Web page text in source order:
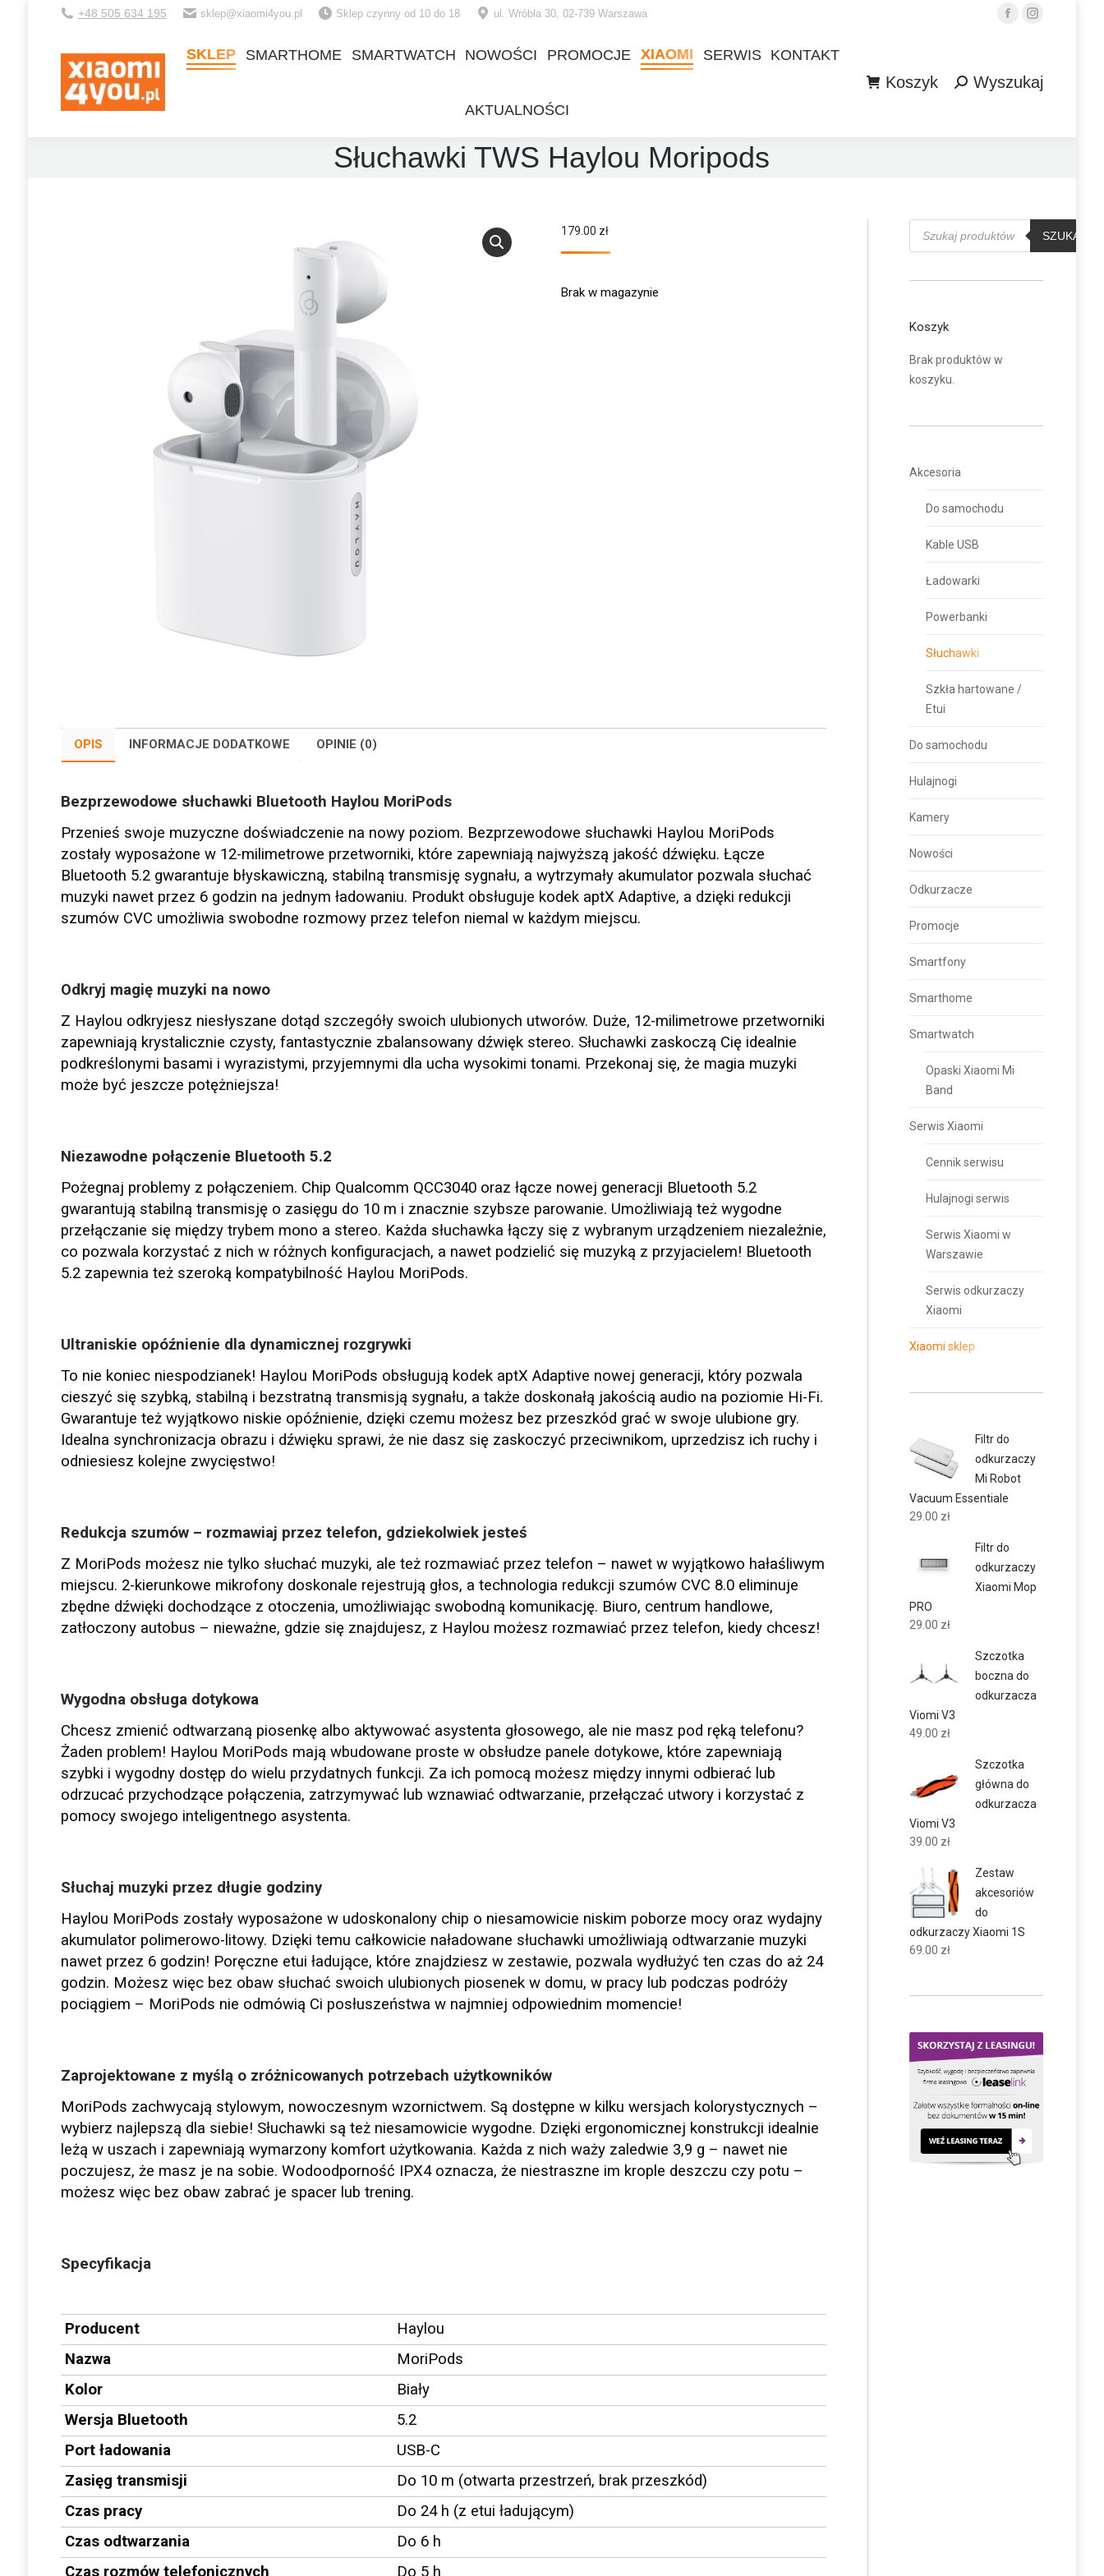
+48 505 634 195 sklep@xiaomi4you.pl Sklep czynny od 10 do 18 ul. Wróbla 30, 02-739 Warszawa
FacebookInstagram
SKLEP SMARTHOME SMARTWATCH NOWOŚCI PROMOCJE XIAOMI SERWIS KONTAKT
AKTUALNOŚCI
Koszyk Szukaj:Wyszukaj
Słuchawki TWS Haylou Moripods
179.00 zł
Brak w magazynie
OPIS INFORMACJE DODATKOWE OPINIE (0)
Bezprzewodowe słuchawki Bluetooth Haylou MoriPods
Przenieś swoje muzyczne doświadczenie na nowy poziom. Bezprzewodowe słuchawki Haylou MoriPods
zostały wyposażone w 12-milimetrowe przetworniki, które zapewniają najwyższą jakość dźwięku. Łącze
Bluetooth 5.2 gwarantuje błyskawiczną, stabilną transmisję sygnału, a wytrzymały akumulator pozwala słuchać
muzyki nawet przez 6 godzin na jednym ładowaniu. Produkt obsługuje kodek aptX Adaptive, a dzięki redukcji
szumów CVC umożliwia swobodne rozmowy przez telefon niemal w każdym miejscu.
Odkryj magię muzyki na nowo
Z Haylou odkryjesz niesłyszane dotąd szczegóły swoich ulubionych utworów. Duże, 12-milimetrowe przetworniki
zapewniają krystalicznie czysty, fantastycznie zbalansowany dźwięk stereo. Słuchawki zaskoczą Cię idealnie
podkreślonymi basami i wyrazistymi, przyjemnymi dla ucha wysokimi tonami. Przekonaj się, że magia muzyki
może być jeszcze potężniejsza!
Niezawodne połączenie Bluetooth 5.2
Pożegnaj problemy z połączeniem. Chip Qualcomm QCC3040 oraz łącze nowej generacji Bluetooth 5.2
gwarantują stabilną transmisję o zasięgu do 10 m i znacznie szybsze parowanie. Umożliwiają też wygodne
przełączanie się między trybem mono a stereo. Każda słuchawka łączy się z wybranym urządzeniem niezależnie,
co pozwala korzystać z nich w różnych konfiguracjach, a nawet podzielić się muzyką z przyjacielem! Bluetooth
5.2 zapewnia też szeroką kompatybilność Haylou MoriPods.
Ultraniskie opóźnienie dla dynamicznej rozgrywki
To nie koniec niespodzianek! Haylou MoriPods obsługują kodek aptX Adaptive nowej generacji, który pozwala
cieszyć się szybką, stabilną i bezstratną transmisją sygnału, a także doskonałą jakością audio na poziomie Hi-Fi.
Gwarantuje też wyjątkowo niskie opóźnienie, dzięki czemu możesz bez przeszkód grać w swoje ulubione gry.
Idealna synchronizacja obrazu i dźwięku sprawi, że nie dasz się zaskoczyć przeciwnikom, uprzedzisz ich ruchy i
odniesiesz kolejne zwycięstwo!
Redukcja szumów – rozmawiaj przez telefon, gdziekolwiek jesteś
Z MoriPods możesz nie tylko słuchać muzyki, ale też rozmawiać przez telefon – nawet w wyjątkowo hałaśliwym
miejscu. 2-kierunkowe mikrofony doskonale rejestrują głos, a technologia redukcji szumów CVC 8.0 eliminuje
zbędne dźwięki dochodzące z otoczenia, umożliwiając swobodną komunikację. Biuro, centrum handlowe,
zatłoczony autobus – nieważne, gdzie się znajdujesz, z Haylou możesz rozmawiać przez telefon, kiedy chcesz!
Wygodna obsługa dotykowa
Chcesz zmienić odtwarzaną piosenkę albo aktywować asystenta głosowego, ale nie masz pod ręką telefonu?
Żaden problem! Haylou MoriPods mają wbudowane proste w obsłudze panele dotykowe, które zapewniają
szybki i wygodny dostęp do wielu przydatnych funkcji. Za ich pomocą możesz między innymi odbierać lub
odrzucać przychodzące połączenia, zatrzymywać lub wznawiać odtwarzanie, przełączać utwory i korzystać z
pomocy swojego inteligentnego asystenta.
Słuchaj muzyki przez długie godziny
Haylou MoriPods zostały wyposażone w udoskonalony chip o niesamowicie niskim poborze mocy oraz wydajny
akumulator polimerowo-litowy. Dzięki temu całkowicie naładowane słuchawki umożliwiają odtwarzanie muzyki
nawet przez 6 godzin! Poręczne etui ładujące, które znajdziesz w zestawie, pozwala wydłużyć ten czas do aż 24
godzin. Możesz więc bez obaw słuchać swoich ulubionych piosenek w domu, w pracy lub podczas podróży
pociągiem – MoriPods nie odmówią Ci posłuszeństwa w najmniej odpowiednim momencie!
Zaprojektowane z myślą o zróżnicowanych potrzebach użytkowników
MoriPods zachwycają stylowym, nowoczesnym wzornictwem. Są dostępne w kilku wersjach kolorystycznych –
wybierz najlepszą dla siebie! Słuchawki są też niesamowicie wygodne. Dzięki ergonomicznej konstrukcji idealnie
leżą w uszach i zapewniają wymarzony komfort użytkowania. Każda z nich waży zaledwie 3,9 g – nawet nie
poczujesz, że masz je na sobie. Wodoodporność IPX4 oznacza, że niestraszne im krople deszczu czy potu –
możesz więc bez obaw zabrać je spacer lub trening.
Specyfikacja
Producent
Haylou
Nazwa
MoriPods
Kolor
Biały
Wersja Bluetooth
5.2
Port ładowania
USB-C
Zasięg transmisji
Do 10 m (otwarta przestrzeń, brak przeszkód)
Czas pracy
Do 24 h (z etui ładującym)
Czas odtwarzania
Do 6 h
Czas rozmów telefonicznych
Do 5 h
Wyszukiwarka
produktów
SZUKAJ
Koszyk
Brak produktów w
koszyku.
Akcesoria
Do samochodu
Kable USB
Ładowarki
Powerbanki
Słuchawki
Szkła hartowane /
Etui
Do samochodu
Hulajnogi
Kamery
Nowości
Odkurzacze
Promocje
Smartfony
Smarthome
Smartwatch
Opaski Xiaomi Mi
Band
Serwis Xiaomi
Cennik serwisu
Hulajnogi serwis
Serwis Xiaomi w
Warszawie
Serwis odkurzaczy
Xiaomi
Xiaomi sklep
Filtr do
odkurzaczy
Mi Robot
Vacuum Essentiale
29.00 zł
Filtr do
odkurzaczy
Xiaomi Mop
PRO
29.00 zł
Szczotka
boczna do
odkurzacza
Viomi V3
49.00 zł
Szczotka
główna do
odkurzacza
Viomi V3
39.00 zł
Zestaw
akcesoriów
do
odkurzaczy Xiaomi 1S
69.00 zł